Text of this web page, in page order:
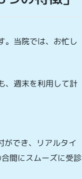
。当院では、お忙し
、週末を利用して計
ができ、リアルタイ
間にスムーズに受診